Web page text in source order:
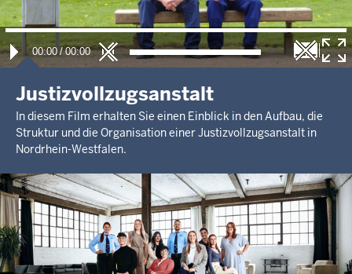
00:00 / 00:00
Justizvollzugsanstalt
In diesem Film erhalten Sie einen Einblick in den Aufbau, die
Struktur und die Organisation einer Justizvollzugsanstalt in
Nordrhein-Westfalen.